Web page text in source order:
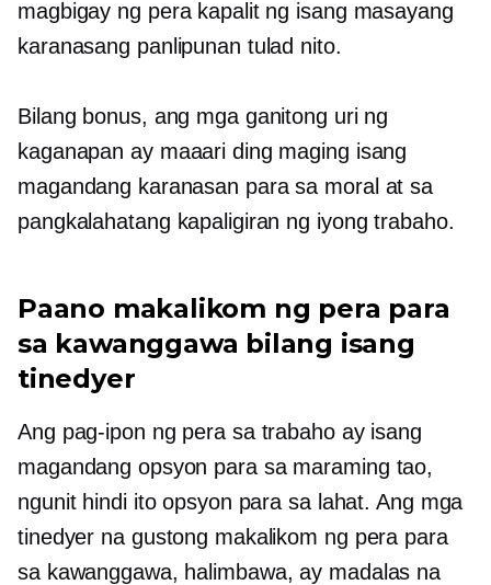
magbigay ng pera kapalit ng isang masayang
karanasang panlipunan tulad nito.
Bilang bonus, ang mga ganitong uri ng
kaganapan ay maaari ding maging isang
magandang karanasan para sa moral at sa
pangkalahatang kapaligiran ng iyong trabaho.
Paano makalikom ng pera para
sa kawanggawa bilang isang
tinedyer
Ang pag-ipon ng pera sa trabaho ay isang
magandang opsyon para sa maraming tao,
ngunit hindi ito opsyon para sa lahat. Ang mga
tinedyer na gustong makalikom ng pera para
sa kawanggawa, halimbawa, ay madalas na